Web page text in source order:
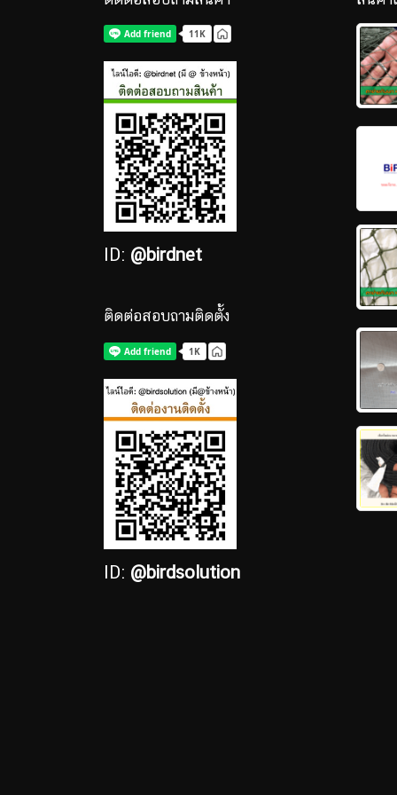
ID: @birdnet
ติดต่อสอบถามติดตั้ง
ID: @birdsolution